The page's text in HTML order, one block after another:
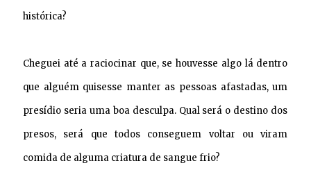
histórica?
Cheguei até a raciocinar que, se houvesse algo lá dentro
que alguém quisesse manter as pessoas afastadas, um
presídio seria uma boa desculpa. Qual será o destino dos
presos, será que todos conseguem voltar ou viram
comida de alguma criatura de sangue frio?